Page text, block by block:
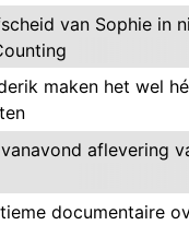
van Sophie in
maken het wel
aflevering
documentaire